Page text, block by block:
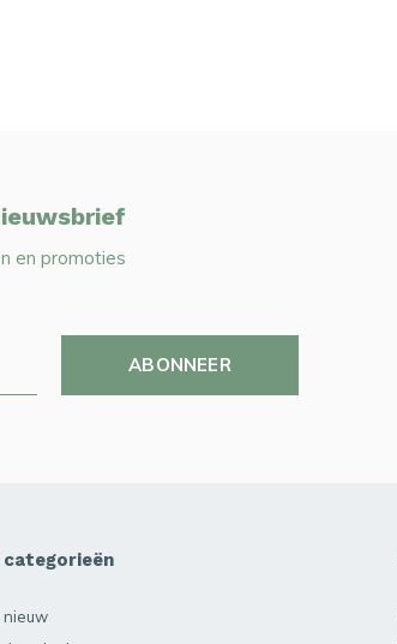
en promoties
ABONNEER
categorieën
nieuw